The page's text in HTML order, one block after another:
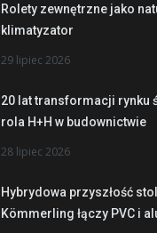
Rolety zewnętrzne jako
klimatyzator
29 lipiec 2026
20 lat transformacji rynku
rola H+H w budownictwie
28 lipiec 2026
Hybrydowa przyszłość
Kömmerling łączy PVC i